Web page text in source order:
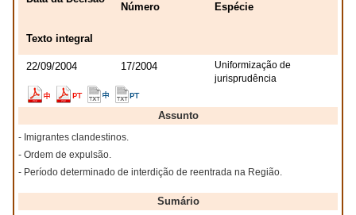
Número Espécie
Texto integral
22/09/2004 17/2004
Uniformização de
jurisprudência
Assunto
- Imigrantes clandestinos.
- Ordem de expulsão.
- Período determinado de interdição de reentrada na Região.
Sumário